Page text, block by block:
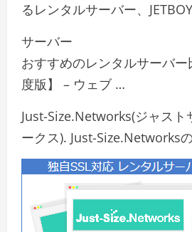
るレンタルサーバー、JETBOY
サーバー
おすすめのレンタルサーバ
度版】 – ウェブ …
Just-Size.Networks(ジャスト
ークス). Just-Size.Networks